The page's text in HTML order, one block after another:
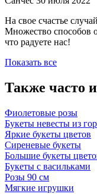
На свое счастье
Множество способов
что радуете нас!
Показать все
Также часто
Фиолетовые розы
Букеты невесты из
Яркие букеты цветов
Сиреневые букеты
Большие букеты
Букеты с васильками
Розы 90 см
Мягкие игрушки